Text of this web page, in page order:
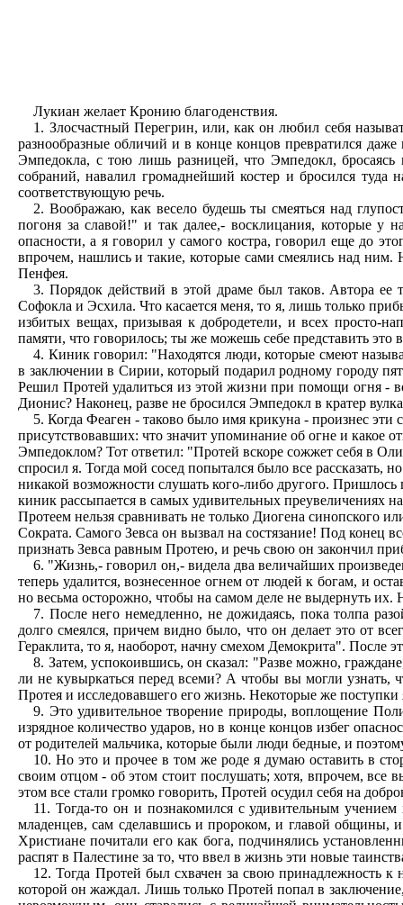
Лукиан желает Кронию благоденствия.
1. Злосчастный Перегрин, или, как он любил себя
разнообразные обличий и в конце концов превратился
Эмпедокла, с тою лишь разницей, что Эмпедокл, бросаясь
собраний, навалил громаднейший костер и бросился туда
соответствующую речь.
2. Воображаю, как весело будешь ты смеяться над
погоня за славой!" и так далее,- восклицания, которые у
опасности, а я говорил у самого костра, говорил еще до
впрочем, нашлись и такие, которые сами смеялись над ним.
Пенфея.
3. Порядок действий в этой драме был таков. Автора ее
Софокла и Эсхила. Что касается меня, то я, лишь только
избитых вещах, призывая к добродетели, и всех просто-
памяти, что говорилось; ты же можешь себе представить
4. Киник говорил: "Находятся люди, которые смеют
в заключении в Сирии, который подарил родному городу
Решил Протей удалиться из этой жизни при помощи огня -
Дионис? Наконец, разве не бросился Эмпедокл в кратер
5. Когда Феаген - таково было имя крикуна - произнес эти
присутствовавших: что значит упоминание об огне и какое
Эмпедоклом? Тот ответил: "Протей вскоре сожжет себя в
спросил я. Тогда мой сосед попытался было все рассказать,
никакой возможности слушать кого-либо другого.
киник рассыпается в самых удивительных преувеличениях
Протеем нельзя сравнивать не только Диогена синопского
Сократа. Самого Зевса он вызвал на состязание! Под конец
признать Зевса равным Протею, и речь свою он закончил
6. "Жизнь,- говорил он,- видела два величайших
теперь удалится, вознесенное огнем от людей к богам, и
но весьма осторожно, чтобы на самом деле не выдернуть их.
7. После него немедленно, не дожидаясь, пока толпа
долго смеялся, причем видно было, что он делает это от
Гераклита, то я, наоборот, начну смехом Демокрита". После
8. Затем, успокоившись, он сказал: "Разве можно,
ли не кувыркаться перед всеми? А чтобы вы могли узнать,
Протея и исследовавшего его жизнь. Некоторые же
9. Это удивительное творение природы, воплощение
изрядное количество ударов, но в конце концов избег
от родителей мальчика, которые были люди бедные, и
10. Но это и прочее в том же роде я думаю оставить в
своим отцом - об этом стоит послушать; хотя, впрочем, все
этом все стали громко говорить, Протей осудил себя на
11. Тогда-то он и познакомился с удивительным
младенцев, сам сделавшись и пророком, и главой общины,
Христиане почитали его как бога, подчинялись
распят в Палестине за то, что ввел в жизнь эти новые
12. Тогда Протей был схвачен за свою принадлежность
которой он жаждал. Лишь только Протей попал в заключение,